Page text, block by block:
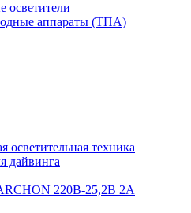
осветители
аппараты (ТПА)
осветительная техника
дайвинга
220B-25,2B 2A